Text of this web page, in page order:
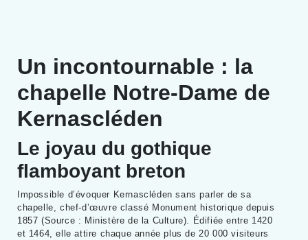
Un incontournable : la
chapelle Notre-Dame de
Kernascléden
Le joyau du gothique
flamboyant breton
Impossible d’évoquer Kernascléden sans parler de sa
chapelle, chef-d’œuvre classé Monument historique depuis
1857 (Source : Ministère de la Culture). Édifiée entre 1420
et 1464, elle attire chaque année plus de 20 000 visiteurs